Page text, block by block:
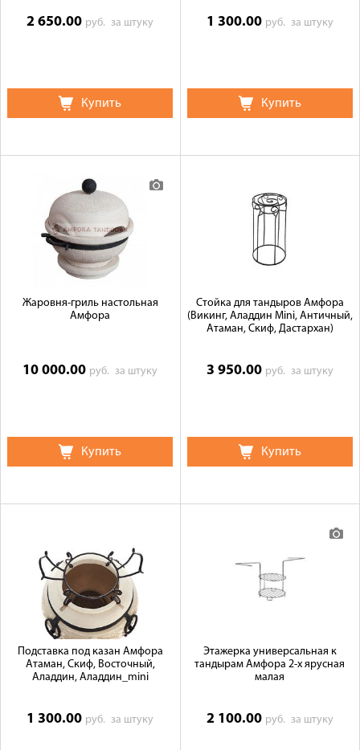
2 650.00 руб.за штуку
Купить
1 300.00 руб. за штуку
Купить
Жаровня-гриль настольная
Амфора
10 000.00 руб.за штуку
Купить
Стойка для тандыров Амфора
(Викинг, Аладдин Mini, Античный,
Атаман, Скиф, Дастархан)
3 950.00 руб. за штуку
Купить
Подставка под казан Амфора
Атаман, Скиф, Восточный,
Аладдин, Аладдин_mini
1 300.00 руб.за штуку
Этажерка универсальная к
тандырам Амфора 2-х ярусная
малая
2 100.00 руб. за штуку